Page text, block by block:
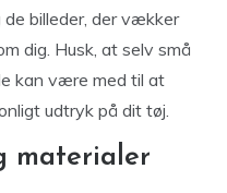
billeder, der vækker
dig. Husk, at selv små
kan være med til at
udtryk på dit tøj.
materialer